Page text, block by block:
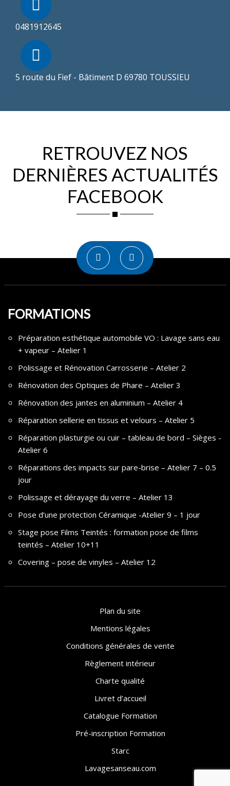
0481912645
5 route du Fief - Bâtiment D 69780 TOUSSIEU
RETROUVEZ NOS
DERNIÈRES ACTUALITÉS
FACEBOOK
FORMATIONS
Préparation esthétique automobile VO : Lavage sans eau
+ vapeur – Atelier 1
Polissage et Rénovation Carrosserie – Atelier 2
Rénovation des Optiques de Phare – Atelier 3
Rénovation des jantes en aluminium – Atelier 4
Réparation sellerie en tissus et velours – Atelier 5
Réparation plasturgie ou cuir – tableau de bord – Sièges -
Atelier 6
Réparations des impacts sur pare-brise – Atelier 7 – 0.5
jour
Polissage et dérayage du verre – Atelier 13
Pose d’une protection Céramique -Atelier 9 – 1 jour
Stage pose Films Teintés : formation pose de films
teintés – Atelier 10+11
Covering – pose de vinyles – Atelier 12
Plan du site
Mentions légales
Conditions générales de vente
Règlement intérieur
Charte qualité
Livret d’accueil
Catalogue Formation
Pré-inscription Formation
Starc
Lavagesanseau.com